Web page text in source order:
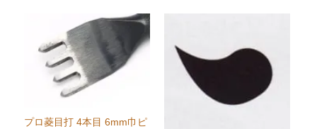
プロ菱目打 4本目 6mm巾ピ